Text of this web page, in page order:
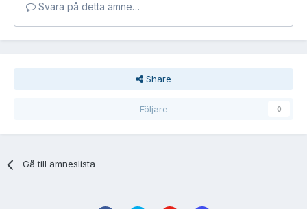
Svara på detta ämne…
Share
Följare 0
Gå till ämneslista